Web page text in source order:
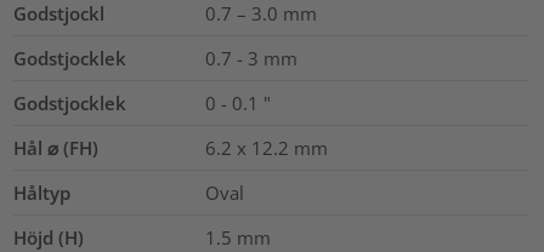
Godstjockl 0.7 – 3.0 mm
Godstjocklek
0.7 - 3 mm
Godstjocklek
0 - 0.1 "
Hål ⌀ (FH)
6.2 x 12.2 mm
Håltyp
Oval
Höjd (H)
1.5 mm